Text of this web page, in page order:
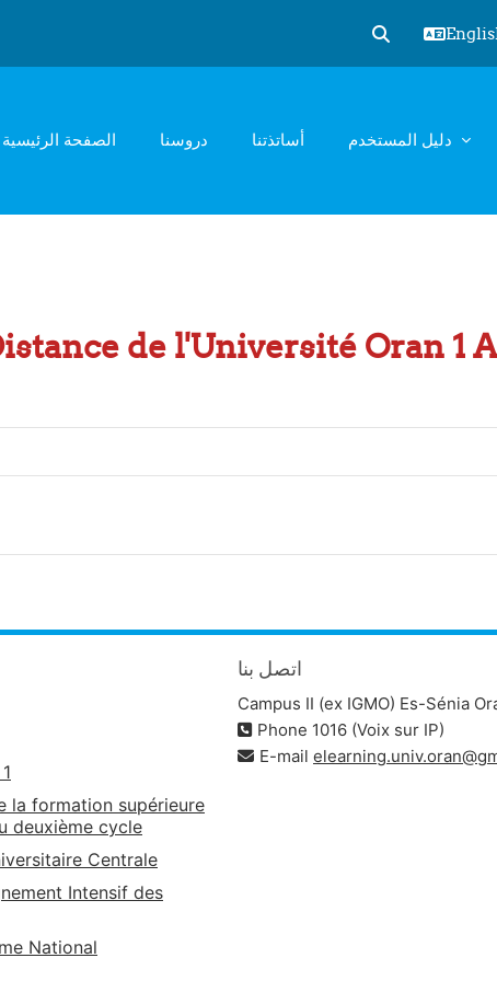
Toggle search
الصفحة الرئيسية دروسنا أساتذتنا
de l'Université Oran 1
la formation supérieure
deuxième cycle
Centrale
Intensif des
National
اتصل بنا
Campus II (ex IGMO) Es-Sénia
Phone 1016 (Voix sur IP)
E-mail